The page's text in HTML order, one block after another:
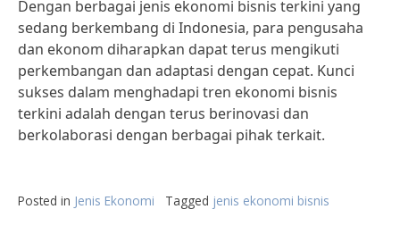
Dengan berbagai jenis ekonomi bisnis terkini yang
sedang berkembang di Indonesia, para pengusaha
dan ekonom diharapkan dapat terus mengikuti
perkembangan dan adaptasi dengan cepat. Kunci
sukses dalam menghadapi tren ekonomi bisnis
terkini adalah dengan terus berinovasi dan
berkolaborasi dengan berbagai pihak terkait.
Posted in Jenis Ekonomi Tagged jenis ekonomi bisnis